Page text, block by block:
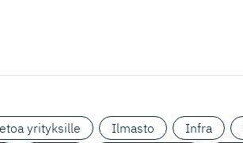
yrityksille Ilmasto Infra